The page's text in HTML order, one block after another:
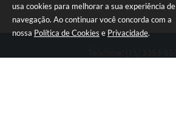
usa cookies para melhorar a sua experiência de
navegação. Ao continuar você concorda com a
nossa Política de Cookies e Privacidade.